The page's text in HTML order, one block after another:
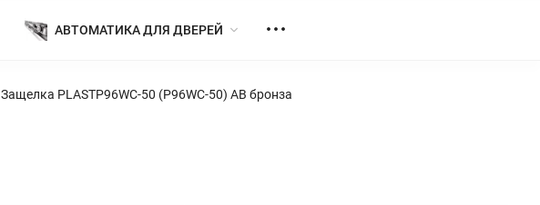
АВТОМАТИКА ДЛЯ ДВЕРЕЙ
Защелка PLASTP96WC-50 (P96WC-50) AB бронза